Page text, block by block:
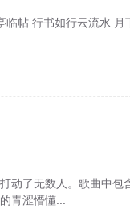
帖 行书如行云流水 月
动了无数人。歌曲中包
青涩懵懂...